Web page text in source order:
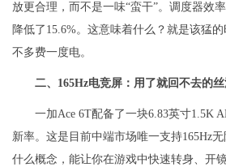
放更合理，而不是一味“蛮干”。调度器效
降低了15.6%。这意味着什么？就是该猛
不多费一度电。
二、165Hz电竞屏：用了就回不去的
一加Ace 6T配备了一块6.83英寸1.5K
新率。这是目前中端市场唯一支持165Hz
什么概念，能让你在游戏中快速转身、开